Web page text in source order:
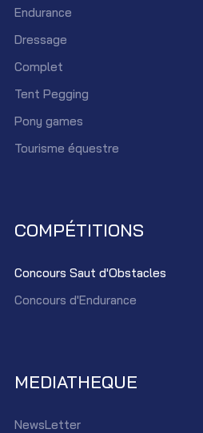
Endurance
Dressage
Complet
Tent Pegging
Pony games
Tourisme équestre
COMPÉTITIONS
Concours Saut d'Obstacles
Concours d'Endurance
MEDIATHEQUE
NewsLetter